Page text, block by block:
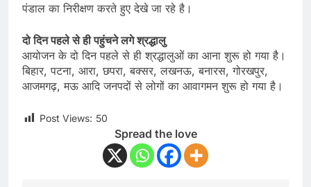
पंडाल का निरीक्षण करते हुए देखे जा रहे है।
दो दिन पहले से ही पहुंचने लगे श्रद्धालु
आयोजन के दो दिन पहले से ही श्रद्धालुओं का आना शुरू हो गया है।
बिहार, पटना, आरा, छपरा, बक्सर, लखनऊ, बनारस, गोरखपुर,
आजमगढ़, मऊ आदि जनपदों से लोगों का आवागमन शुरू हो गया है।
Post Views: 50
Spread the love